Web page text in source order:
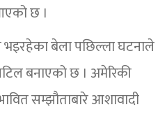
छ ।
भइरहेका बेला पछिल्ला घटनाले
बनाएको छ । अमेरिकी
सम्झौताबारे आशावादी